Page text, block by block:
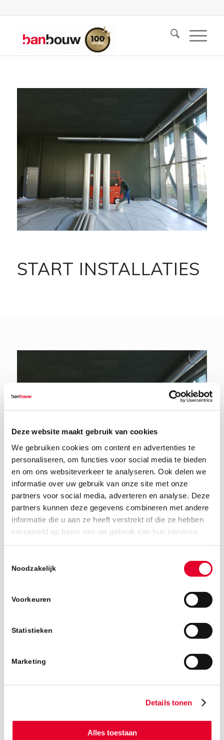
Deze website maakt gebruik van cookies
We gebruiken cookies om content en advertenties te
personaliseren, om functies voor social media te bieden
en om ons websiteverkeer te analyseren. Ook delen we
informatie over uw gebruik van onze site met onze
partners voor social media, adverteren en analyse. Deze
partners kunnen deze gegevens combineren met andere
informatie die u aan ze heeft verstrekt of die ze hebben
verzameld op basis van uw gebruik van hun services.
Noodzakelijk
Voorkeuren
Statistieken
Marketing
Details tonen
Alles toestaan
START INSTALLATIES
19 maart 2019